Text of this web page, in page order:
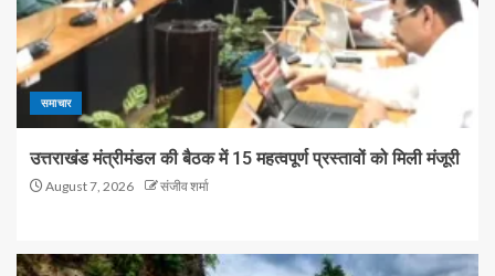
समाचार
उत्तराखंड मंत्रीमंडल की बैठक में 15 महत्वपूर्ण प्रस्तावों को मिली मंजूरी
August 7, 2026 संजीव शर्मा